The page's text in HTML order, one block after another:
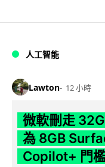
人工智能
Lawton 12 小時
微軟刪走
為 8GB
Copilot+ 門